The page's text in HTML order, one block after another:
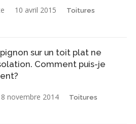
10 avril 2015 Toitures
sur un toit plat ne
Comment puis-je
8 novembre 2014 Toitures